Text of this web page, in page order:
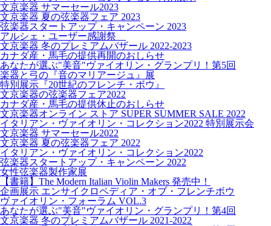
文京楽器 サマーセール2023
文京楽器 夏の弦楽器フェア 2023
弦楽器スタートアップ・キャンペーン 2023
アルシェ・ユーザー感謝祭
文京楽器 冬のプレミアムバザール 2022-2023
カナダ産・馬毛の提供再開のおしらせ
あなたが選ぶ"美音"ヴァイオリン・グランプリ！第5回
楽器と弓の『音のマリアージュ』展
特別展示『20世紀のフレンチ・ボウ』
文京楽器の弦楽器フェア2022
カナダ産・馬毛の提供休止のおしらせ
文京楽器オンライン ストア SUPER SUMMER SALE 2022
イタリアン・ヴァイオリン・コレクション2022 特別展示会
文京楽器 サマーセール2022
文京楽器 夏の弦楽器フェア 2022
イタリアン・ヴァイオリン・コレクション2022
弦楽器スタートアップ・キャンペーン 2022
女性弦楽器製作家展
【書籍】The Modern Italian Violin Makers 発売中！
企画展示 エンサイクロペディア・オブ・フレンチボウ
ヴァイオリン・フォーラム VOL.3
あなたが選ぶ"美音"ヴァイオリン・グランプリ！第4回
文京楽器 冬のプレミアムバザール 2021-2022